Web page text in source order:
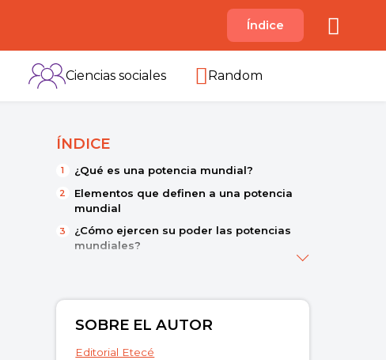
B C
Índice
Ciencias sociales Random
ÍNDICE
¿Qué es una potencia mundial?
Elementos que definen a una potencia
mundial
¿Cómo ejercen su poder las potencias
mundiales?
SOBRE EL AUTOR
Editorial Etecé